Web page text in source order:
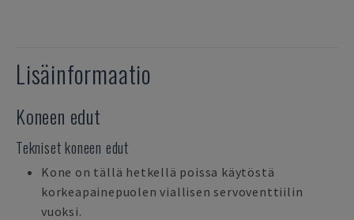
Lisäinformaatio
Koneen edut
Tekniset koneen edut
Kone on tällä hetkellä poissa käytöstä
korkeapainepuolen viallisen servoventtiilin
vuoksi.